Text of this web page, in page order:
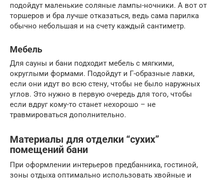
подойдут маленькие соляные лампы-ночники. А вот от
торшеров и бра лучше отказаться, ведь сама парилка
обычно небольшая и на счету каждый сантиметр.
Мебель
Для сауны и бани подходит мебель с мягкими,
округлыми формами. Подойдут и Г-образные лавки,
если они идут во всю стену, чтобы не было наружных
углов. Это нужно в первую очередь для того, чтобы
если вдруг кому-то станет нехорошо – не
травмироваться дополнительно.
Материалы для отделки “сухих”
помещений бани
При оформлении интерьеров предбанника, гостиной,
зоны отдыха оптимально использовать хвойные и